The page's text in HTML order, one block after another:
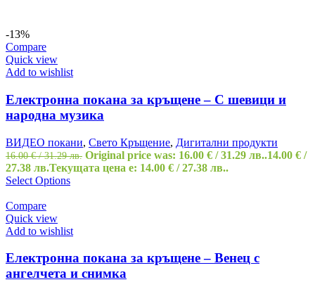
-13%
Compare
Quick view
Add to wishlist
Електронна покана за кръщене – С шевици и
народна музика
ВИДЕО покани, Свето Кръщение, Дигитални продукти
16.00€ / 31.29 лв. Original price was: 16.00 € / 31.29 лв..14.00 € /
27.38 лв.Текущата цена е: 14.00 € / 27.38 лв..
Select Options
Compare
Quick view
Add to wishlist
Електронна покана за кръщене – Венец с
ангелчета и снимка